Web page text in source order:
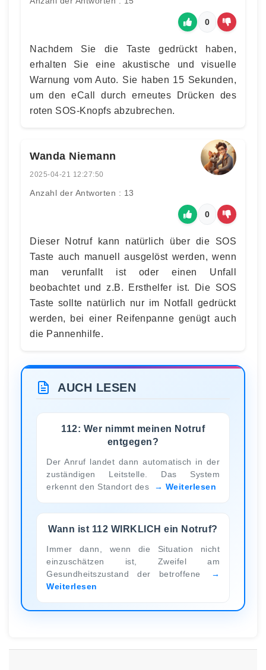
0
Nachdem Sie die Taste gedrückt haben,
erhalten Sie eine akustische und visuelle
Warnung vom Auto. Sie haben 15 Sekunden,
um den eCall durch erneutes Drücken des
roten SOS-Knopfs abzubrechen.
Wanda Niemann
2025-04-21 12:27:50
Anzahl der Antworten : 13
0
Dieser Notruf kann natürlich über die SOS
Taste auch manuell ausgelöst werden, wenn
man verunfallt ist oder einen Unfall
beobachtet und z.B. Ersthelfer ist. Die SOS
Taste sollte natürlich nur im Notfall gedrückt
werden, bei einer Reifenpanne genügt auch
die Pannenhilfe.
AUCH LESEN
112: Wer nimmt meinen Notruf
entgegen?
Der Anruf landet dann automatisch in der
zuständigen Leitstelle. Das System
erkennt den Standort des
Weiterlesen
Wann ist 112 WIRKLICH ein Notruf?
Immer dann, wenn die Situation nicht
einzuschätzen ist, Zweifel am
Gesundheitszustand der betroffene
Weiterlesen